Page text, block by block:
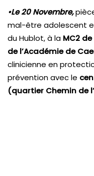
•Le 20 Novembre,
mal-être adolescent
du Hublot, à la MC2
de l’Académie de
clinicienne en
prévention avec le
(quartier Chemin de